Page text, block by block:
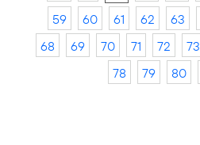
59
60 61 62 63
68
69 70 71 72 73
78
79 80